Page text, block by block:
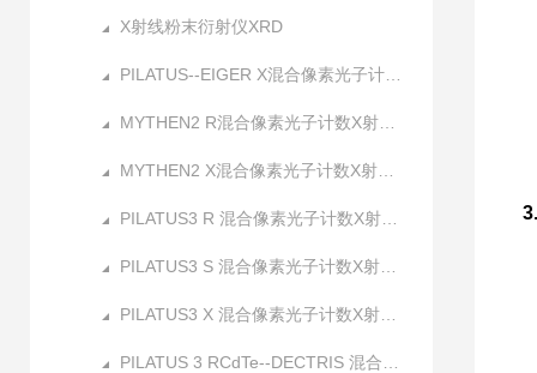
X射线粉末衍射仪XRD
PILATUS--EIGER X混合像素光子计数X射线探测器
MYTHEN2 R混合像素光子计数X射线探测器
MYTHEN2 X混合像素光子计数X射线探测器
PILATUS3 R 混合像素光子计数X射线探测器
PILATUS3 S 混合像素光子计数X射线探测器
PILATUS3 X 混合像素光子计数X射线探测器
PILATUS 3 RCdTe--DECTRIS 混合像素光子计数X射线探测器